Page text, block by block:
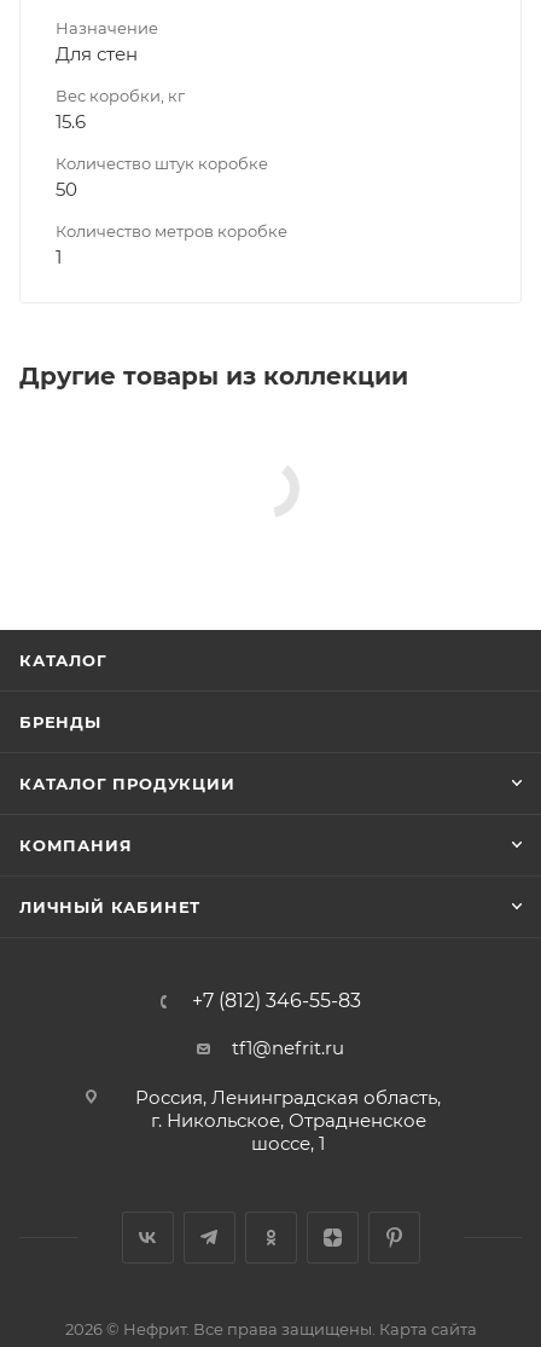
Назначение
Для стен
Вес коробки, кг
15.6
Количество штук коробке
50
Количество метров коробке
1
Другие товары из коллекции
КАТАЛОГ
БРЕНДЫ
КАТАЛОГ ПРОДУКЦИИ
КОМПАНИЯ
ЛИЧНЫЙ КАБИНЕТ
+7 (812) 346-55-83
tf1@nefrit.ru
Россия, Ленинградская область,
г. Никольское, Отрадненское
шоссе, 1
2026 © Нефрит. Все права защищены. Карта сайта